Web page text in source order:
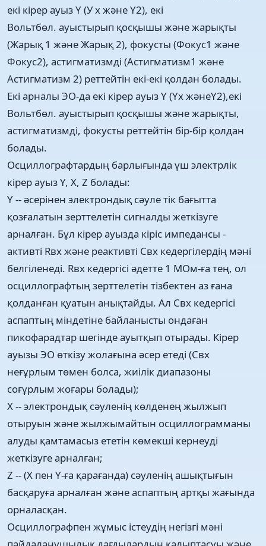
екі кірер ауыз Y (У х және Y2), екі
Вольтбөл. ауыстырып қосқышы және жарықты
(Жарық 1 және Жарық 2), фокусты (Фокус1 және
Фокус2), астигматизмді (Астигматизм1 және
Астигматизм 2) реттейтін екі-екі қолдан болады.
Екі арналы ЭО-да екі кірер ауыз Y (Yx жәнеY2),екі
Вольтбөл. ауыстырып қосқышы және жарықты,
астигматизмді, фокусты реттейтін бір-бір қолдан
болады.
Осциллографтардың барлығында үш электрлік
кірер ауыз Y, X, Z болады:
Y -- әсерінен электрондық сәуле тік бағытта
қозғалатын зерттелетін сигналды жеткізуге
арналған. Бұл кірер ауызда кіріс импедансы -
активті Rвх және реактивті Свх кедергілердің мәні
белгіленеді. Rвх кедергісі әдетте 1 МОм-ға тең, ол
осциллографтың зерттелетін тізбектен аз ғана
қолданған қуатын анықтайды. Ал Свх кедергісі
аспаптың міндетіне байланысты ондаған
пикофарадтар шегінде ауытқып отырады. Кірер
ауызы ЭО өткізу жолағына әсер етеді (Свх
неғұрлым төмен болса, жиілік диапазоны
соғұрлым жоғары болады);
X -- электрондық сәуленің көлденең жылжып
отыруын және жылжымайтын осциллограмманы
алуды қамтамасыз ететін көмекші кернеуді
жеткізуге арналған;
Z -- (X пен Y-ға қарағанда) сәуленің ашықтығын
басқаруға арналған және аспаптың артқы жағында
орналасқан.
Осциллографпен жұмыс істеудің негізгі мәні